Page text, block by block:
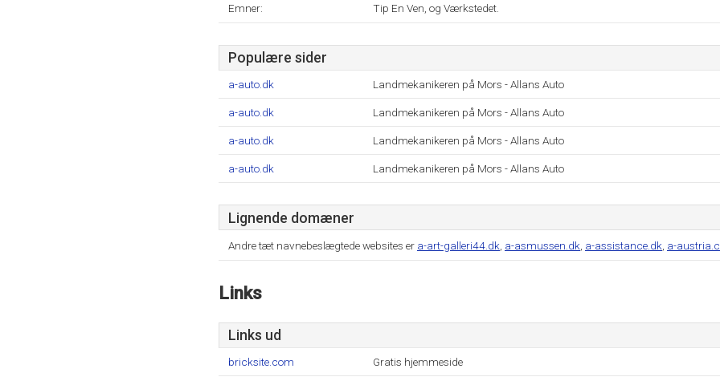
Emner: Tip En Ven, og Værkstedet.
Populære sider
a-auto.dk Landmekanikeren på Mors - Allans Auto
a-auto.dk Landmekanikeren på Mors - Allans Auto
a-auto.dk Landmekanikeren på Mors - Allans Auto
a-auto.dk Landmekanikeren på Mors - Allans Auto
Lignende domæner
Andre tæt navnebeslægtede websites er a-art-galleri44.dk a-asmussen.dk a-assistance.dk a-
Links
Links ud
bricksite.com Gratis hjemmeside